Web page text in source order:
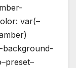
var(–
background-